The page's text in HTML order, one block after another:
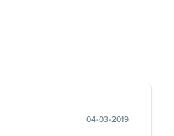
04-03-2019